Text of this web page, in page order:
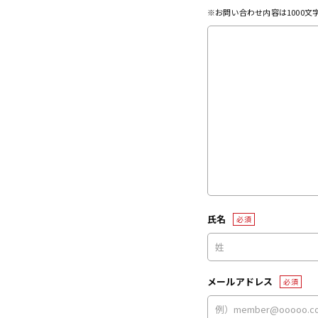
※お問い合わせ内容は1000文
氏名 必須
メールアドレス 必須